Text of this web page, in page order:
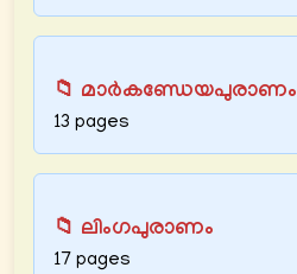
📁 മാർകണ്ഡേയപുരാണം
13 pages
📁 ലിംഗപുരാണം
17 pages